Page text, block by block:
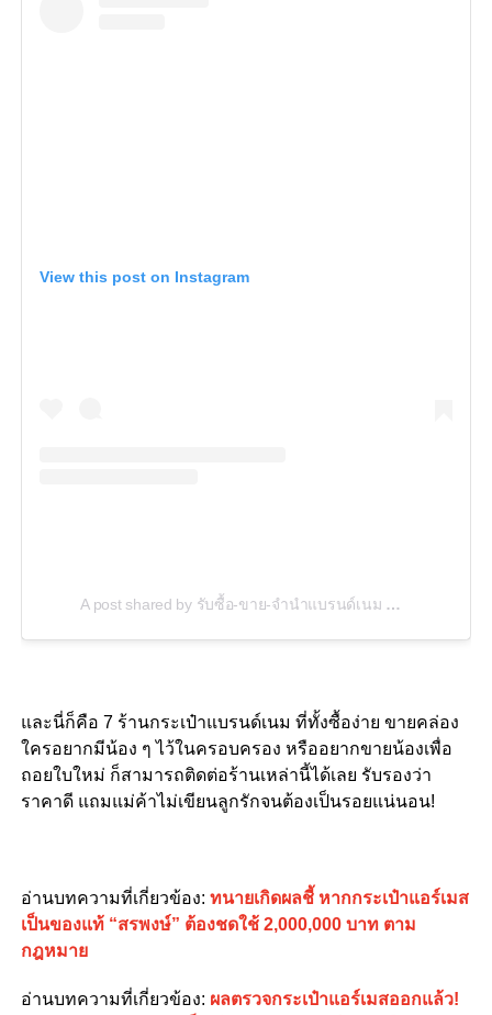
View this post on Instagram
A post shared by รับซื้อ-ขาย-จำนำแบรนด์เนม CDC (@sevendayy_brandname)
และนี่ก็คือ 7 ร้านกระเป๋าแบรนด์เนม ที่ทั้งซื้อง่าย ขายคล่อง
ใครอยากมีน้อง ๆ ไว้ในครอบครอง หรืออยากขายน้องเพื่อ
ถอยใบใหม่ ก็สามารถติดต่อร้านเหล่านี้ได้เลย รับรองว่า
ราคาดี แถมแม่ค้าไม่เขียนลูกรักจนต้องเป็นรอยแน่นอน!
อ่านบทความที่เกี่ยวข้อง: ทนายเกิดผลชี้ หากกระเป๋าแอร์เมส
เป็นของแท้ “สรพงษ์” ต้องชดใช้ 2,000,000 บาท ตาม
กฎหมาย
อ่านบทความที่เกี่ยวข้อง: ผลตรวจกระเป๋าแอร์เมสออกแล้ว!